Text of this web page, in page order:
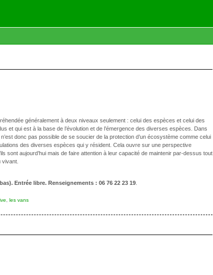
généralement à deux niveaux seulement : celui des espèces et celui des
et qui est à la base de l’évolution et de l’émergence des diverses espèces. Dans
donc pas possible de se soucier de la protection d’un écosystème comme celui
des diverses espèces qui y résident. Cela ouvre sur une perspective
sont aujourd’hui mais de faire attention à leur capacité de maintenir par-dessus tout
Entrée libre. Renseignements : 06 76 22 23 19
les vans